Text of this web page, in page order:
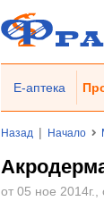
Е-аптека
Назад | Начало
от 05 ное 2014г.,